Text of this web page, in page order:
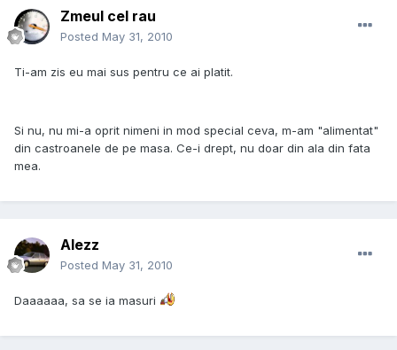
Zmeul cel rau
Posted May 31, 2010
Ti-am zis eu mai sus pentru ce ai platit.
Si nu, nu mi-a oprit nimeni in mod special ceva, m-am "alimentat"
din castroanele de pe masa. Ce-i drept, nu doar din ala din fata
mea.
Alezz
Posted May 31, 2010
Daaaaaa, sa se ia masuri